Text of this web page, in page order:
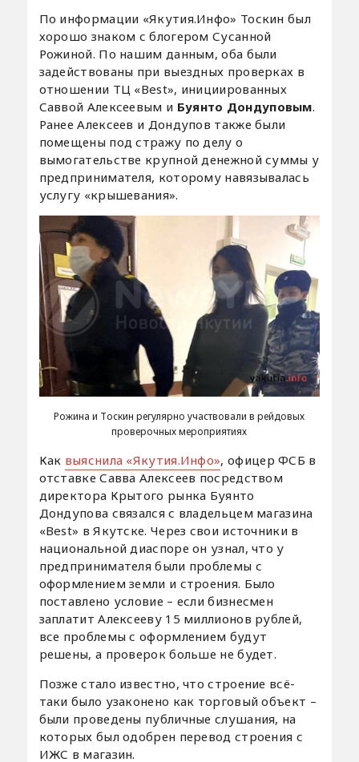
По информации «Якутия.Инфо» Тоскин был
хорошо знаком с блогером Сусанной
Рожиной. По нашим данным, оба были
задействованы при выездных проверках в
отношении ТЦ «Best», инициированных
Саввой Алексеевым и Буянто Дондуповым.
Ранее Алексеев и Дондупов также были
помещены под стражу по делу о
вымогательстве крупной денежной суммы у
предпринимателя, которому навязывалась
услугу «крышевания».
Рожина и Тоскин регулярно участвовали в рейдовых
проверочных мероприятиях
Как выяснила «Якутия.Инфо», офицер ФСБ в
отставке Савва Алексеев посредством
директора Крытого рынка Буянто
Дондупова связался с владельцем магазина
«Best» в Якутске. Через свои источники в
национальной диаспоре он узнал, что у
предпринимателя были проблемы с
оформлением земли и строения. Было
поставлено условие – если бизнесмен
заплатит Алексееву 15 миллионов рублей,
все проблемы с оформлением будут
решены, а проверок больше не будет.
Позже стало известно, что строение всё-
таки было узаконено как торговый объект –
были проведены публичные слушания, на
которых был одобрен перевод строения с
ИЖС в магазин.